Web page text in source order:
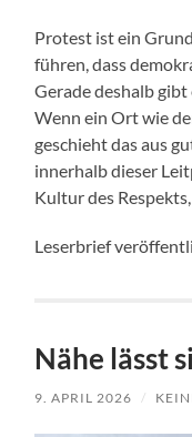
Protest ist ein
führen, dass
Gerade deshalb
Wenn ein Ort wie
geschieht das aus
innerhalb dieser
Kultur des
Leserbrief
Nähe lässt
9. APRIL 2026 /